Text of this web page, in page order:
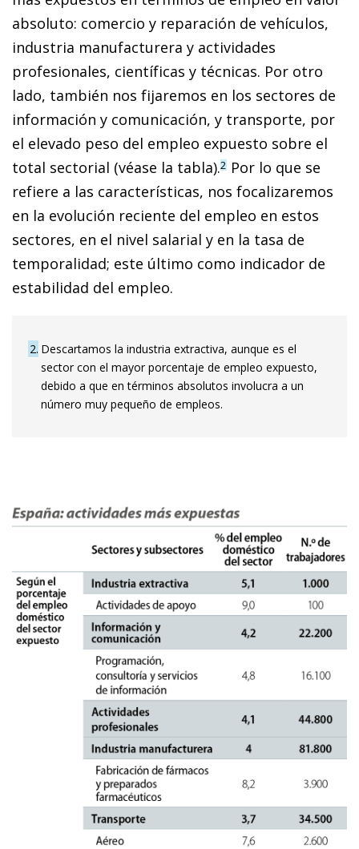
absoluto: comercio y reparación de vehículos,
industria manufacturera y actividades
profesionales, científicas y técnicas. Por otro
lado, también nos fijaremos en los sectores de
información y comunicación, y transporte, por
el elevado peso del empleo expuesto sobre el
total sectorial (véase la tabla).2 Por lo que se
refiere a las características, nos focalizaremos
en la evolución reciente del empleo en estos
sectores, en el nivel salarial y en la tasa de
temporalidad; este último como indicador de
estabilidad del empleo.
2 Descartamos la industria extractiva, aunque es el
sector con el mayor porcentaje de empleo expuesto,
debido a que en términos absolutos involucra a un
número muy pequeño de empleos.